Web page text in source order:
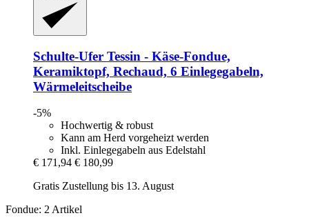
Schulte-Ufer Tessin -​ Käse-​Fondue,
Keramiktopf, Rechaud, 6 Einlegegabeln,
Wärmeleitscheibe
-5%
Hochwertig & robust
Kann am Herd vorgeheizt werden
Inkl. Einlegegabeln aus Edelstahl
€ 171,94 € 180,99
Gratis Zustellung bis 13. August
Fondue: 2 Artikel